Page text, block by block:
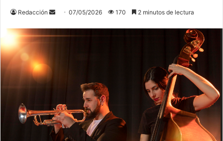
Redacción
Send
email
07/05/2026 170 2 minutos de lectura